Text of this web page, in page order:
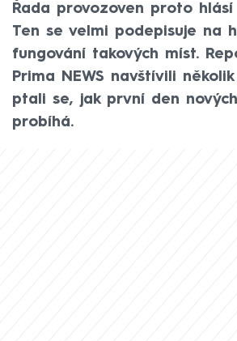
Řada provozoven proto
Ten se velmi podepisuje na
fungování takových míst.
Prima NEWS navštívili
ptali se, jak první den
probíhá.